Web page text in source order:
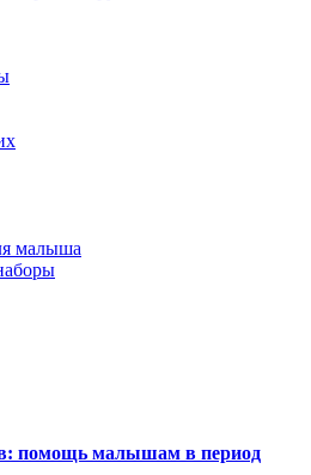
малыша
помощь малышам в период